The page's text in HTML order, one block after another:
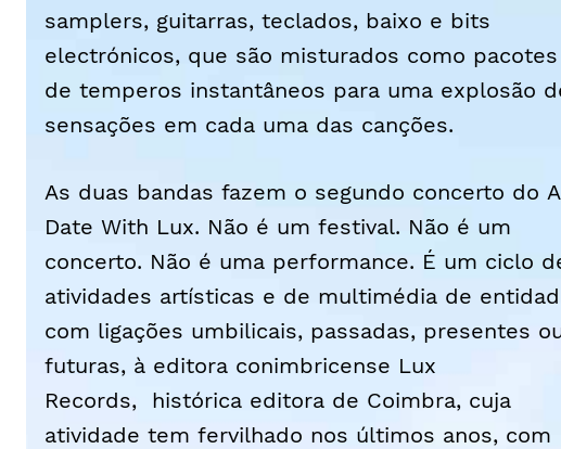
samplers, guitarras, teclados, baixo e bits
electrónicos, que são misturados como pacotes
de temperos instantâneos para uma explosão
sensações em cada uma das canções.
As duas bandas fazem o segundo concerto do A
Date With Lux. Não é um festival. Não é um
concerto. Não é uma performance. É um ciclo
atividades artísticas e de multimédia de
com ligações umbilicais, passadas, presentes
futuras, à editora conimbricense Lux
Records, histórica editora de Coimbra, cuja
atividade tem fervilhado nos últimos anos, com